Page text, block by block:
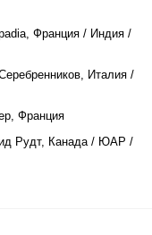
Франция / Индия /
Италия /
Франция
Рудт, Канада / ЮАР /